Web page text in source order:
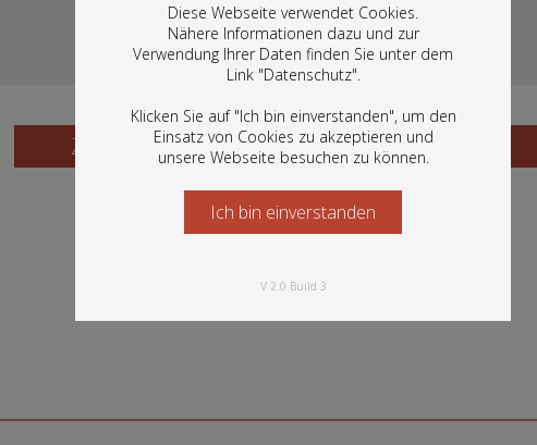
Diese Webseite verwendet Cookies.
Nähere Informationen dazu und zur
Verwendung Ihrer Daten finden Sie unter dem
Link "Datenschutz".
Klicken Sie auf "Ich bin einverstanden", um den
Einsatz von Cookies zu akzeptieren und
unsere Webseite besuchen zu können.
In diesem Portal finden Sie die digitalen
Bestände der Österreichischen
Grafiken und vieles mehr.
Ich bin einverstanden
Starten Sie jetzt
V 2.0 Build 3
Zum Katalogisat Zur Vorschau